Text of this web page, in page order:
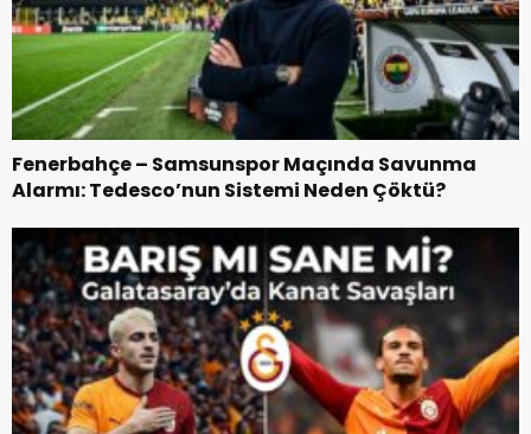
Fenerbahçe – Samsunspor Maçında Savunma
Alarmı: Tedesco’nun Sistemi Neden Çöktü?